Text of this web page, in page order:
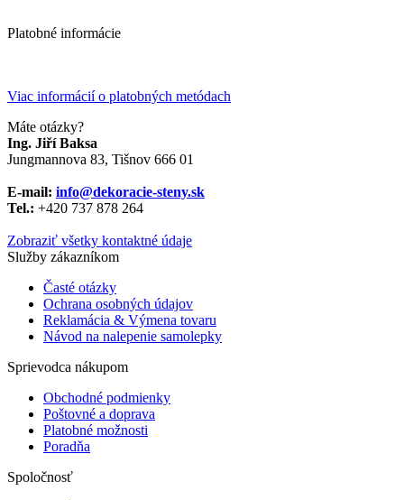
Platobné informácie
Viac informácií o platobných metódach
Máte otázky?
Ing. Jiří Baksa
Jungmannova 83, Tišnov 666 01
E-mail: info@dekoracie-steny.sk
Tel.: +420 737 878 ​​264
Zobraziť všetky kontaktné údaje
Služby zákazníkom
Časté otázky
Ochrana osobných údajov
Reklamácia & Výmena tovaru
Návod na nalepenie samolepky
Sprievodca nákupom
Obchodné podmienky
Poštovné a doprava
Platobné možnosti
Poradňa
Spoločnosť